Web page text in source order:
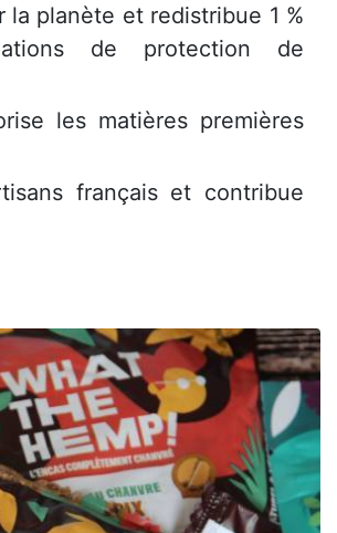
planète et redistribue 1 %
de protection de
les matières premières
français et contribue